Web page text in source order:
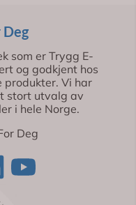
som er Trygg E-
og godkjent hos
produkter. Vi har
stort utvalg av
i hele Norge.
Deg